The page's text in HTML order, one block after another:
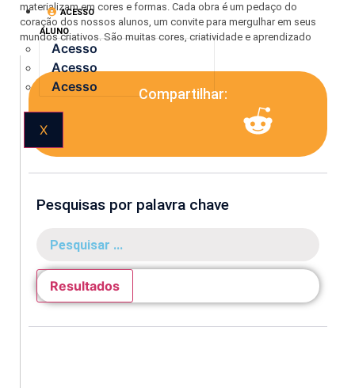
ACESSO
ALUNO
Acesso
Acesso
Acesso
X
materializam em cores e formas. Cada obra é um pedaço do
coração dos nossos alunos, um convite para mergulhar em seus
mundos criativos. São muitas cores, criatividade e aprendizado
Compartilhar:
Pesquisas por palavra chave
Resultados